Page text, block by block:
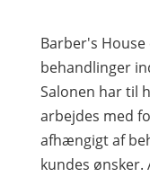
Barber's
behandlinger
Salonen har til
arbejdes med
afhængigt af
kundes